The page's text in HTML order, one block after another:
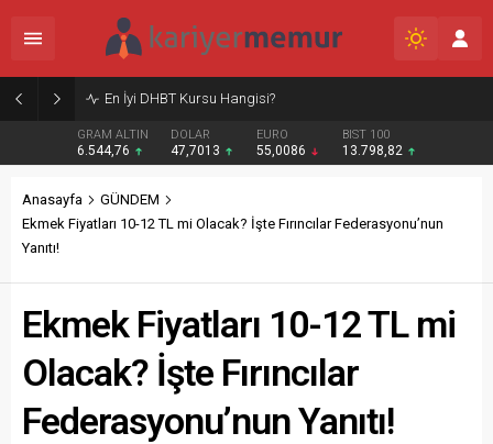
Burcular Pen — Sakarya’da doğru sistem, temiz montaj
GRAM ALTIN
6.544,76
DOLAR
47,7013
EURO
55,0086
BIST 100
13.798,82
Anasayfa
GÜNDEM
Ekmek Fiyatları 10-12 TL mi Olacak? İşte Fırıncılar Federasyonu’nun
Yanıtı!
Ekmek Fiyatları 10-12 TL mi
Olacak? İşte Fırıncılar
Federasyonu’nun Yanıtı!